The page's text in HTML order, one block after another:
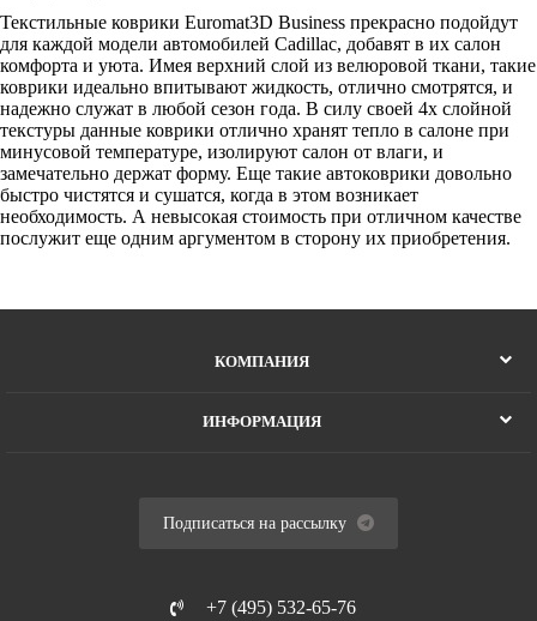
Текстильные коврики Euromat3D Business прекрасно подойдут
для каждой модели автомобилей Cadillac, добавят в их салон
комфорта и уюта. Имея верхний слой из велюровой ткани, такие
коврики идеально впитывают жидкость, отлично смотрятся, и
надежно служат в любой сезон года. В силу своей 4х слойной
текстуры данные коврики отлично хранят тепло в салоне при
минусовой температуре, изолируют салон от влаги, и
замечательно держат форму. Еще такие автоковрики довольно
быстро чистятся и сушатся, когда в этом возникает
необходимость. А невысокая стоимость при отличном качестве
послужит еще одним аргументом в сторону их приобретения.
КОМПАНИЯ
ИНФОРМАЦИЯ
Подписаться на рассылку
+7 (495) 532-65-76